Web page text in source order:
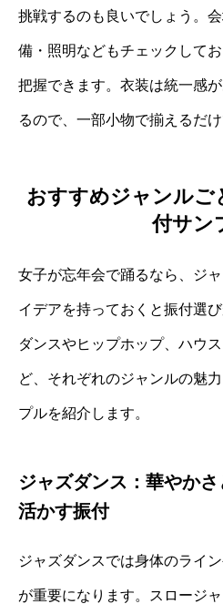
挑戦するのも良いでしょう。
備・照明などもチェックして
把握できます。衣装は統一感
るので、一部小物で揃えるだけ
おすすめジャンルご
付サン
女子が忘年会で踊るなら、ジ
イデアを持っておくと振付選
ダンスやヒップホップ、ハウ
ど、それぞれのジャンルの魅
プルを紹介します。
ジャズダンス：華やか
活かす振付
ジャズダンスでは身体のライ
が重要になります。スロージ